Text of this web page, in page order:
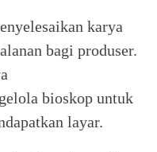
karya
bagi produser.
bioskop untuk
layar.